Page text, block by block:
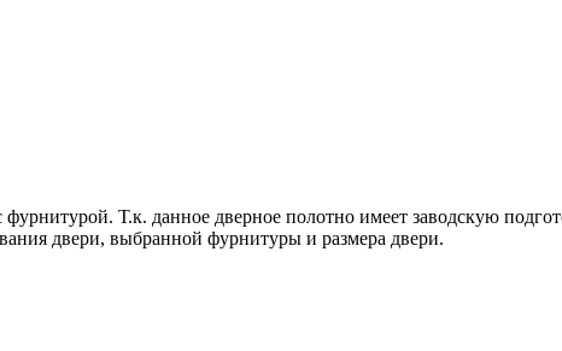
Т.к. данное дверное полотно имеет заводскую
двери, выбранной фурнитуры и размера двери.